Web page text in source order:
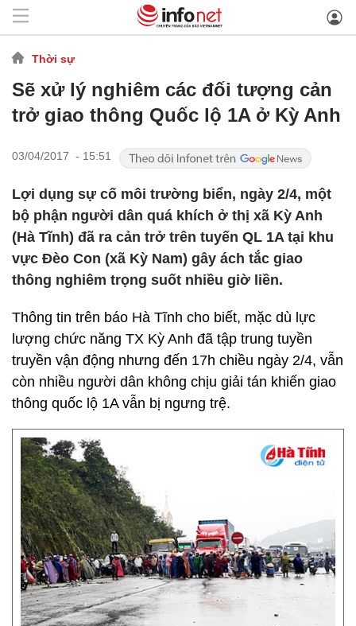
Thời sự
Sẽ xử lý nghiêm các đối tượng cản
trở giao thông Quốc lộ 1A ở Kỳ Anh
03/04/2017 - 15:51
Lợi dụng sự cố môi trường biển, ngày 2/4, một
bộ phận người dân quá khích ở thị xã Kỳ Anh
(Hà Tĩnh) đã ra cản trở trên tuyến QL 1A tại khu
vực Đèo Con (xã Kỳ Nam) gây ách tắc giao
thông nghiêm trọng suốt nhiều giờ liền.
Thông tin trên báo Hà Tĩnh cho biết, mặc dù lực
lượng chức năng TX Kỳ Anh đã tập trung tuyền
truyền vận động nhưng đến 17h chiều ngày 2/4, vẫn
còn nhiều người dân không chịu giải tán khiến giao
thông quốc lộ 1A vẫn bị ngưng trệ.